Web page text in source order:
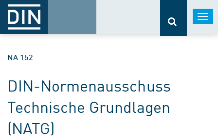
NA 152
DIN-Normenausschuss
Technische Grundlagen
(NATG)